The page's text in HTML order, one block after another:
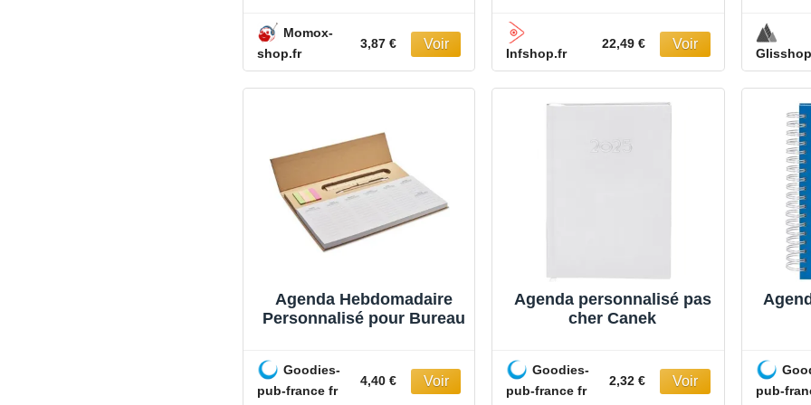
Momox-
shop.fr
3,87 €
organisation maximale Le
noir
Infshop.fr
22,49 €
Agenda Hebdomadaire
Personnalisé pour Bureau
Goodies-
pub-france fr
4,40 €
Agenda personnalisé pas
cher Canek
Goodies-
pub-france fr
2,32 €
pub-